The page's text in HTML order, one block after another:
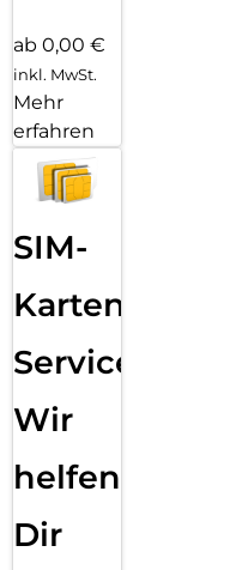
ab 0,00 €
inkl. MwSt.
Mehr
erfahren
SIM-
Karten
Service:
Wir
helfen
Dir